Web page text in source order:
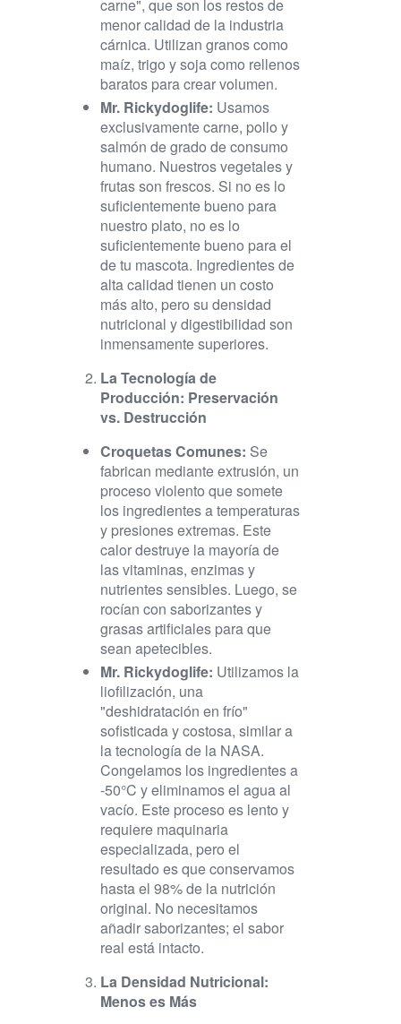
carne", que son los restos de
menor calidad de la industria
cárnica. Utilizan granos como
maíz, trigo y soja como rellenos
baratos para crear volumen.
Mr. Rickydoglife: Usamos
exclusivamente carne, pollo y
salmón de grado de consumo
humano. Nuestros vegetales y
frutas son frescos. Si no es lo
suficientemente bueno para
nuestro plato, no es lo
suficientemente bueno para el
de tu mascota. Ingredientes de
alta calidad tienen un costo
más alto, pero su densidad
nutricional y digestibilidad son
inmensamente superiores.
La Tecnología de
Producción: Preservación
vs. Destrucción
Croquetas Comunes: Se
fabrican mediante extrusión, un
proceso violento que somete
los ingredientes a temperaturas
y presiones extremas. Este
calor destruye la mayoría de
las vitaminas, enzimas y
nutrientes sensibles. Luego, se
rocían con saborizantes y
grasas artificiales para que
sean apetecibles.
Mr. Rickydoglife: Utilizamos la
liofilización, una
"deshidratación en frío"
sofisticada y costosa, similar a
la tecnología de la NASA.
Congelamos los ingredientes a
-50°C y eliminamos el agua al
vacío. Este proceso es lento y
requiere maquinaria
especializada, pero el
resultado es que conservamos
hasta el 98% de la nutrición
original. No necesitamos
añadir saborizantes; el sabor
real está intacto.
La Densidad Nutricional:
Menos es Más